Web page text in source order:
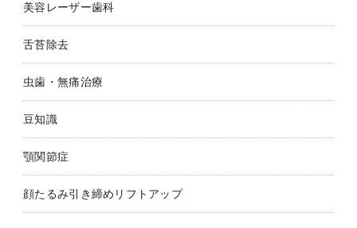
美容レーザー歯科
舌苔除去
虫歯・無痛治療
豆知識
顎関節症
顔たるみ引き締めリフトアップ